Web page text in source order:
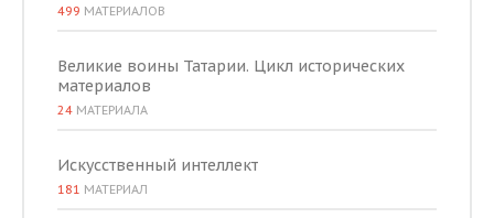
499 МАТЕРИАЛОВ
Великие воины Татарии. Цикл исторических
материалов
24 МАТЕРИАЛА
Искусственный интеллект
181 МАТЕРИАЛ